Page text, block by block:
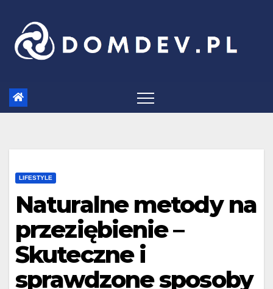
content
LIFESTYLE
Naturalne metody na
przeziębienie –
Skuteczne i
sprawdzone sposoby